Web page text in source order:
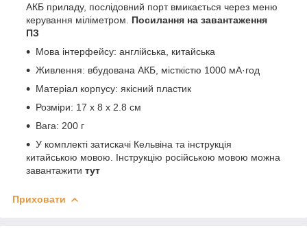
АКБ приладу, послідовний порт вмикається через меню
керування міліметром. Посилання на завантаження
ПЗ
Мова інтерфейсу: англійська, китайська
Живлення: вбудована АКБ, місткістю 1000 мА·год
Матеріал корпусу: якісний пластик
Розміри: 17 x 8 x 2.8 см
Вага: 200 г
У комплекті затискачі Кельвіна та інструкція
китайською мовою. Інструкцію російською мовою можна
завантажити тут
Приховати